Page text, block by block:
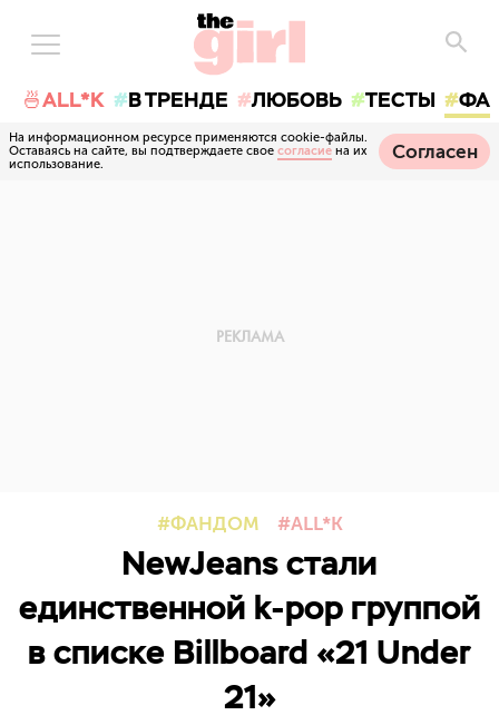
🍜ALL*K В ТРЕНДЕ ЛЮБОВЬ ТЕСТЫ
На информационном ресурсе применяются cookie-файлы.
Оставаясь на сайте, вы подтверждаете свое согласие на их
использование.
Согласен
ФАНДОМ ALL*K
NewJeans стали
единственной k-pop группой
в списке Billboard «21 Under
21»